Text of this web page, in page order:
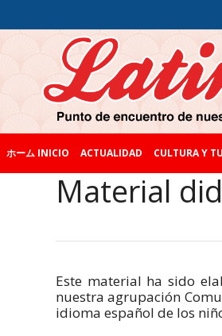
ホーム INICIO ACTUALIDAD CULTURA Y
Material
Este material ha sido
nuestra agrupación
idioma español de los